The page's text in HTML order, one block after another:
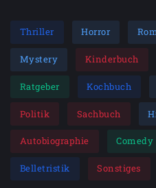
Thriller Horror
Mystery Kinderbuch
Ratgeber Kochbuch
Politik Sachbuch
Autobiographie Comedy
Belletristik Sonstiges